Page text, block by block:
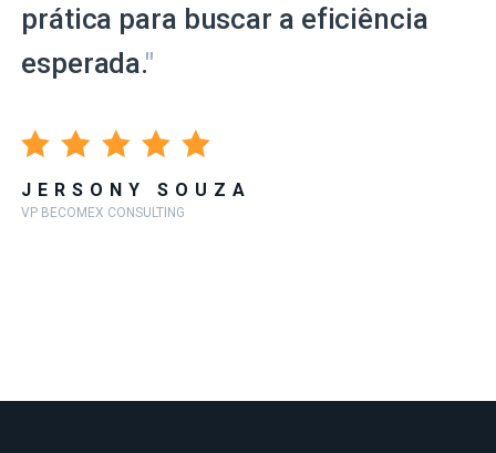
prática para buscar a eficiência
esperada."
JERSONY SOUZA
VP BECOMEX CONSULTING